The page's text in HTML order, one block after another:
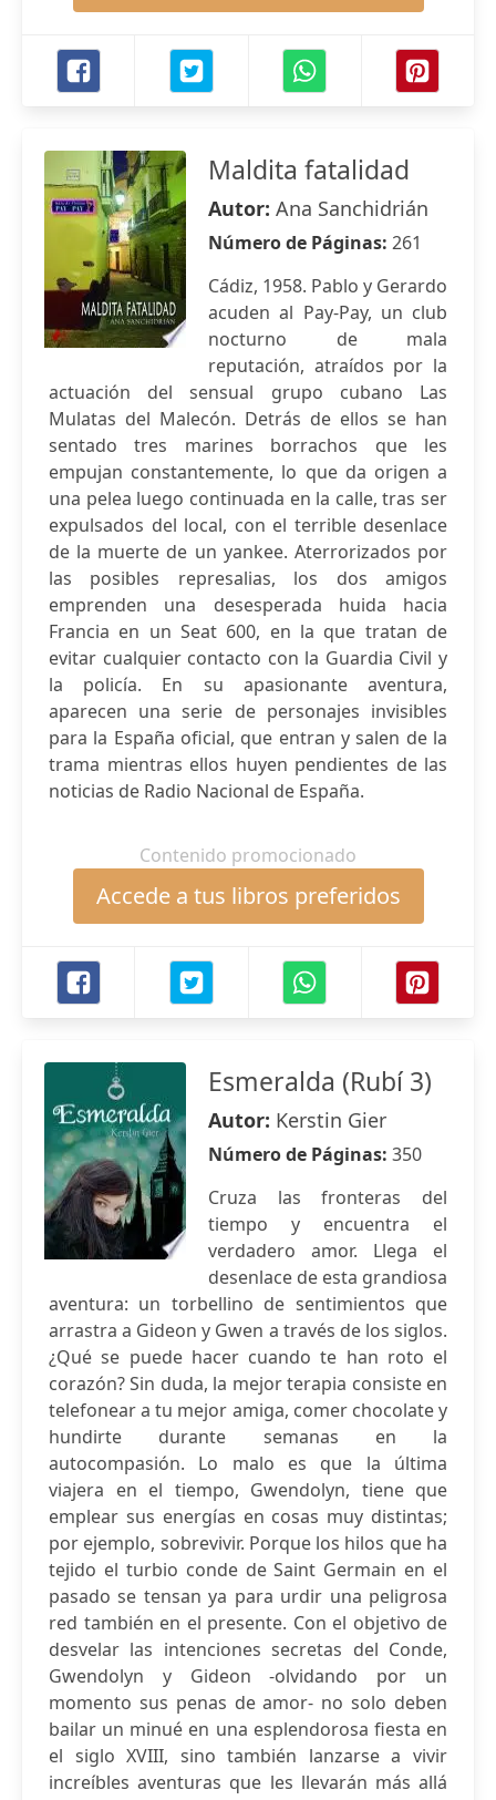
Maldita fatalidad
Autor: Ana Sanchidrián
Número de Páginas: 261
Cádiz, 1958. Pablo y Gerardo
acuden al Pay-Pay, un club
nocturno de mala
reputación, atraídos por la
actuación del sensual grupo cubano Las
Mulatas del Malecón. Detrás de ellos se han
sentado tres marines borrachos que les
empujan constantemente, lo que da origen a
una pelea luego continuada en la calle, tras ser
expulsados del local, con el terrible desenlace
de la muerte de un yankee. Aterrorizados por
las posibles represalias, los dos amigos
emprenden una desesperada huida hacia
Francia en un Seat 600, en la que tratan de
evitar cualquier contacto con la Guardia Civil y
la policía. En su apasionante aventura,
aparecen una serie de personajes invisibles
para la España oficial, que entran y salen de la
trama mientras ellos huyen pendientes de las
noticias de Radio Nacional de España.
Contenido promocionado
Accede a tus libros preferidos
Esmeralda (Rubí 3)
Autor: Kerstin Gier
Número de Páginas: 350
Cruza las fronteras del
tiempo y encuentra el
verdadero amor. Llega el
desenlace de esta grandiosa
aventura: un torbellino de sentimientos que
arrastra a Gideon y Gwen a través de los siglos.
¿Qué se puede hacer cuando te han roto el
corazón? Sin duda, la mejor terapia consiste en
telefonear a tu mejor amiga, comer chocolate y
hundirte durante semanas en la
autocompasión. Lo malo es que la última
viajera en el tiempo, Gwendolyn, tiene que
emplear sus energías en cosas muy distintas;
por ejemplo, sobrevivir. Porque los hilos que ha
tejido el turbio conde de Saint Germain en el
pasado se tensan ya para urdir una peligrosa
red también en el presente. Con el objetivo de
desvelar las intenciones secretas del Conde,
Gwendolyn y Gideon -olvidando por un
momento sus penas de amor- no solo deben
bailar un minué en una esplendorosa fiesta en
el siglo XVIII, sino también lanzarse a vivir
increíbles aventuras que les llevarán más allá